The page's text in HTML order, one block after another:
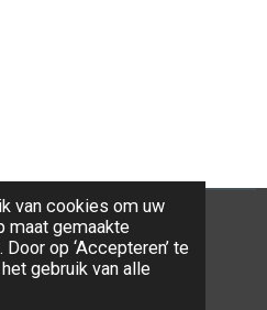
van cookies om uw
maat gemaakte
op ‘Accepteren’ te
gebruik van alle